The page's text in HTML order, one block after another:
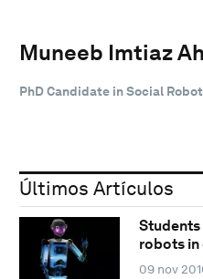
Muneeb Imtiaz
PhD Candidate in Social
Últimos Artículos
Students
robots
09 nov